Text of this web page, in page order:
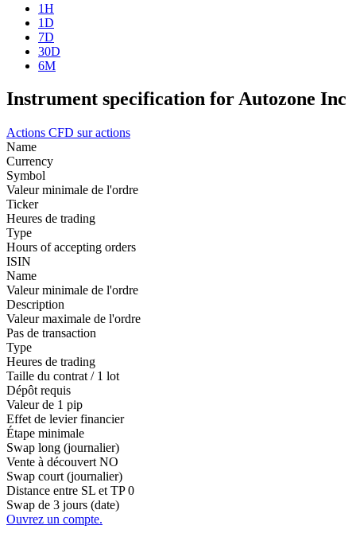
1H
1D
7D
30D
6M
Instrument specification for Autozone Inc
Actions CFD sur actions
Name
Currency
Symbol
Valeur minimale de l'ordre
Ticker
Heures de trading
Type
Hours of accepting orders
ISIN
Name
Valeur minimale de l'ordre
Description
Valeur maximale de l'ordre
Pas de transaction
Type
Heures de trading
Taille du contrat / 1 lot
Dépôt requis
Valeur de 1 pip
Effet de levier financier
Étape minimale
Swap long (journalier)
Vente à découvert NO
Swap court (journalier)
Distance entre SL et TP 0
Swap de 3 jours (date)
Ouvrez un compte.